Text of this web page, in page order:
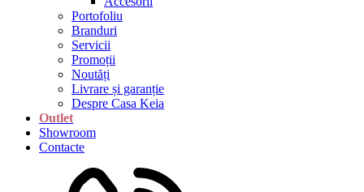
Portofoliu
Branduri
Servicii
Promoții
Noutăți
Livrare și garanție
Despre Casa Keia
Outlet
Showroom
Contacte